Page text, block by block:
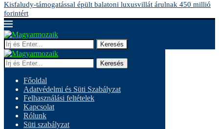
Kisfaludy-támogatással épült balatoni luxusvillát árulnak 450 millió
forintért
Keresés
Keresés
Főoldal
Adatvédelmi és Süti Szabályzat
Felhasználási feltételek
Kapcsolat
Rólunk
Süti szabályzat